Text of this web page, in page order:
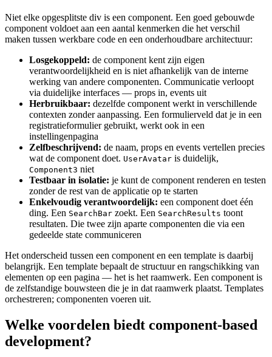
Niet elke opgesplitste div is een component. Een goed gebouwde
component voldoet aan een aantal kenmerken die het verschil
maken tussen werkbare code en een onderhoudbare architectuur:
Losgekoppeld: de component kent zijn eigen
verantwoordelijkheid en is niet afhankelijk van de interne
werking van andere componenten. Communicatie verloopt
via duidelijke interfaces — props in, events uit
Herbruikbaar: dezelfde component werkt in verschillende
contexten zonder aanpassing. Een formulierveld dat je in een
registratieformulier gebruikt, werkt ook in een
instellingenpagina
Zelfbeschrijvend: de naam, props en events vertellen precies
wat de component doet. UserAvatar is duidelijk,
Component3 niet
Testbaar in isolatie: je kunt de component renderen en testen
zonder de rest van de applicatie op te starten
Enkelvoudig verantwoordelijk: een component doet één
ding. Een SearchBar zoekt. Een SearchResults toont
resultaten. Die twee zijn aparte componenten die via een
gedeelde state communiceren
Het onderscheid tussen een component en een template is daarbij
belangrijk. Een template bepaalt de structuur en rangschikking van
elementen op een pagina — het is het raamwerk. Een component is
de zelfstandige bouwsteen die je in dat raamwerk plaatst. Templates
orchestreren; componenten voeren uit.
Welke voordelen biedt component-based
development?